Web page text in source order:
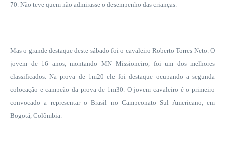
70. Não teve quem não admirasse o desempenho das crianças.
Mas o grande destaque deste sábado foi o cavaleiro Roberto Torres Neto. O
jovem de 16 anos, montando MN Missioneiro, foi um dos melhores
classificados. Na prova de 1m20 ele foi destaque ocupando a segunda
colocação e campeão da prova de 1m30. O jovem cavaleiro é o primeiro
convocado a representar o Brasil no Campeonato Sul Americano, em
Bogotá, Colômbia.